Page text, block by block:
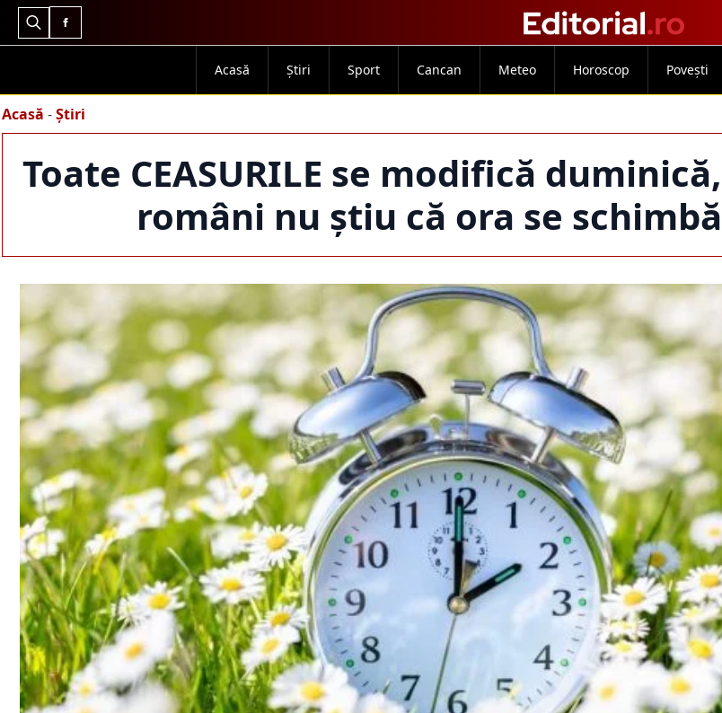
Search
Acasă Știri Sport Cancan Meteo Horoscop Povești
Acasă -Știri
Toate CEASURILE se modifică
români nu știu că ora se